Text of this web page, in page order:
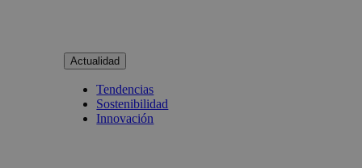
Actualidad
Tendencias
Sostenibilidad
Innovación